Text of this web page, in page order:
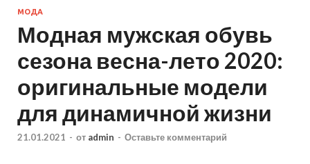
МОДА
Модная мужская обувь
сезона весна-лето 2020:
оригинальные модели
для динамичной жизни
21.01.2021 - от admin - Оставьте комментарий